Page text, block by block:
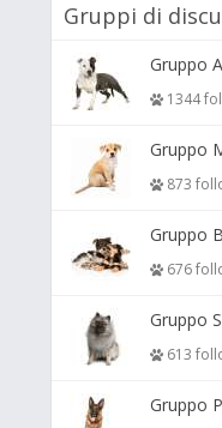
Gruppi di
1344
Gruppo
873
Gruppo
676
Gruppo
613
Gruppo